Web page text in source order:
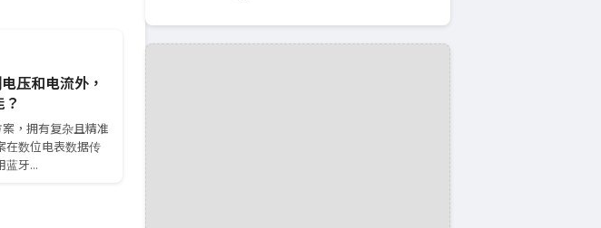
压和电流外，
，拥有复杂且精准
在数位电表数据传
蓝牙...